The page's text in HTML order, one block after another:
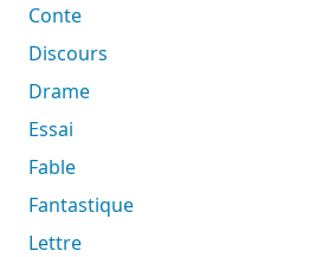
Conte
Discours
Drame
Essai
Fable
Fantastique
Lettre